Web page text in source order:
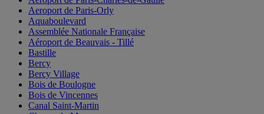
Aeroport de Paris-Orly
Aquaboulevard
Assemblée Nationale Française
Aéroport de Beauvais - Tillé
Bastille
Bercy
Bercy Village
Bois de Boulogne
Bois de Vincennes
Canal Saint-Martin